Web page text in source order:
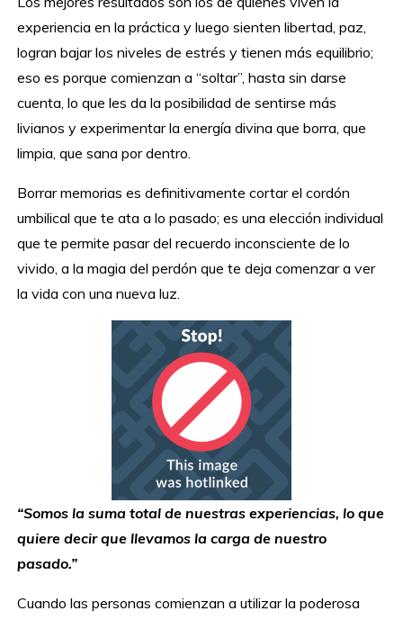
experiencia en la práctica y luego sienten libertad, paz,
logran bajar los niveles de estrés y tienen más equilibrio;
eso es porque comienzan a “soltar”, hasta sin darse
cuenta, lo que les da la posibilidad de sentirse más
livianos y experimentar la energía divina que borra, que
limpia, que sana por dentro.
Borrar memorias es definitivamente cortar el cordón
umbilical que te ata a lo pasado; es una elección individual
que te permite pasar del recuerdo inconsciente de lo
vivido, a la magia del perdón que te deja comenzar a ver
la vida con una nueva luz.
“Somos la suma total de nuestras experiencias, lo que
quiere decir que llevamos la carga de nuestro
pasado.”
Cuando las personas comienzan a utilizar la poderosa